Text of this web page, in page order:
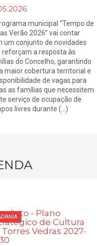
municipal “Tempo de
Verão 2026” vai contar
um conjunto de novidades
reforçam a resposta às
do Concelho, garantindo
maior cobertura territorial e
de vagas para
as famílias que necessitem
serviço de ocupação de
livres durante (...)
- Plano
de Cultura
Vedras 2027-